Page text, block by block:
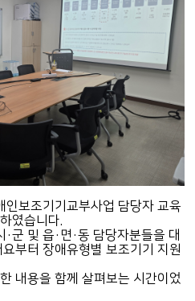
보조기기교부사업 담당자 교육
였습니다.
군 및 읍·면·동 담당자분들을 대
부터 장애유형별 보조기기 지원
내용을 함께 살펴보는 시간이었